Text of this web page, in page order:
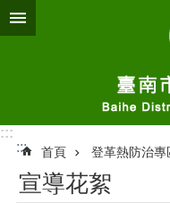
跳到主要內容區塊
:::
:::
首頁 登革熱防治
宣導花絮